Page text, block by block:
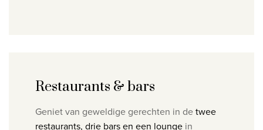
Restaurants & bars
Geniet van geweldige gerechten in detwee
restaurants, drie bars en een lounge in